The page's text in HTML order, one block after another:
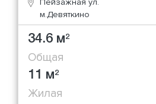
Пейзажная ул.
м.Девяткино
34.6 м2
Общая
11 м2
Жилая